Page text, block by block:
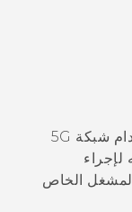
لاستخدام شبكة 5G
الخاص